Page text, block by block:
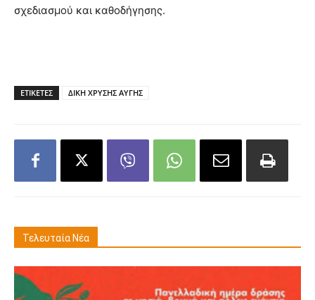
σχεδιασμού και καθοδήγησης.
ΕΤΙΚΕΤΕΣ ΔΙΚΗ ΧΡΥΣΗΣ ΑΥΓΗΣ
Τελευταία Νέα